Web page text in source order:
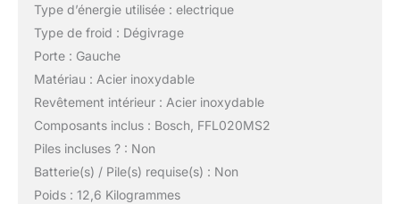
Type d’énergie utilisée : electrique
Type de froid : Dégivrage
Porte : Gauche
Matériau : Acier inoxydable
Revêtement intérieur : Acier inoxydable
Composants inclus : Bosch, FFL020MS2
Piles incluses ? : Non
Batterie(s) / Pile(s) requise(s) : Non
Poids : 12,6 Kilogrammes